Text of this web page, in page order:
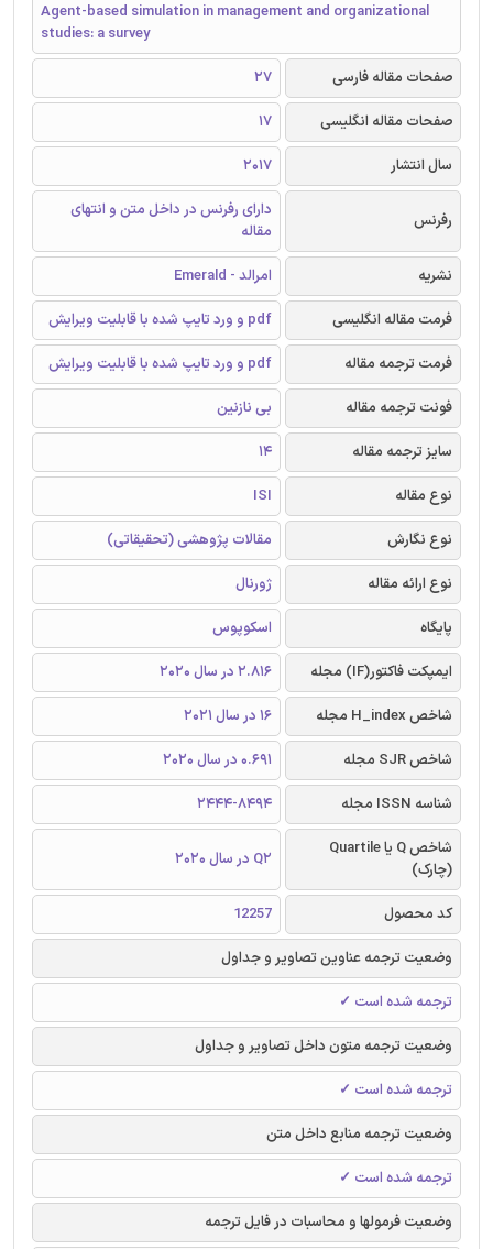
Agent-based simulation in management and organizational
studies: a survey
صفحات مقاله فارسی
27
صفحات مقاله انگلیسی
17
سال انتشار
2017
رفرنس
دارای رفرنس در داخل متن و انتهای
مقاله
نشریه
امرالد - Emerald
فرمت مقاله انگلیسی
pdf و ورد تایپ شده با قابلیت ویرایش
فرمت ترجمه مقاله
pdf و ورد تایپ شده با قابلیت ویرایش
فونت ترجمه مقاله
بی نازنین
سایز ترجمه مقاله
14
نوع مقاله
ISI
نوع نگارش
مقالات پژوهشی (تحقیقاتی)
نوع ارائه مقاله
ژورنال
پایگاه
اسکوپوس
ایمپکت فاکتور(IF) مجله
2.816 در سال 2020
شاخص H_index مجله
16 در سال 2021
شاخص SJR مجله
0.691 در سال 2020
شناسه ISSN مجله
2444-8494
شاخص Q یا Quartile
(چارک)
Q2 در سال 2020
کد محصول
12257
وضعیت ترجمه عناوین تصاویر و جداول
ترجمه شده است ✓
وضعیت ترجمه متون داخل تصاویر و جداول
ترجمه شده است ✓
وضعیت ترجمه منابع داخل متن
ترجمه شده است ✓
وضعیت فرمولها و محاسبات در فایل ترجمه